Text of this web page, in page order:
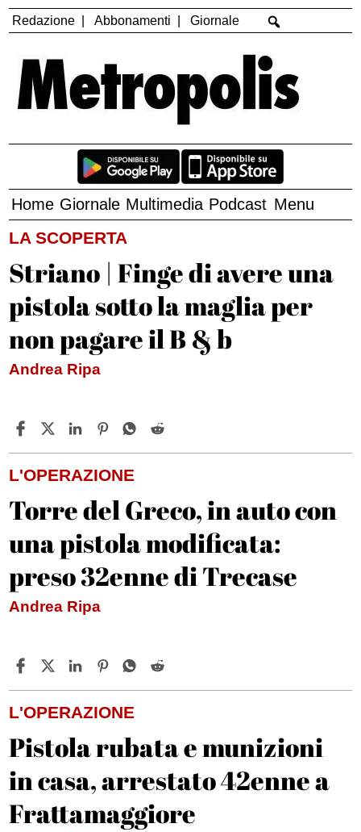
Redazione Abbonamenti Giornale
Home Giornale Multimedia Podcast Menu
LA SCOPERTA
Striano | Finge di avere una
pistola sotto la maglia per
non pagare il B & b
Andrea Ripa
L'OPERAZIONE
Torre del Greco, in auto con
una pistola modificata:
preso 32enne di Trecase
Andrea Ripa
L'OPERAZIONE
Pistola rubata e munizioni
in casa, arrestato 42enne a
Frattamaggiore